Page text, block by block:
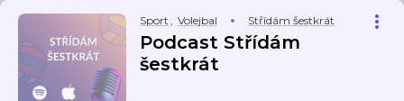
Sport , Volejbal Střídám šestkrát
Podcast Střídám
šestkrát